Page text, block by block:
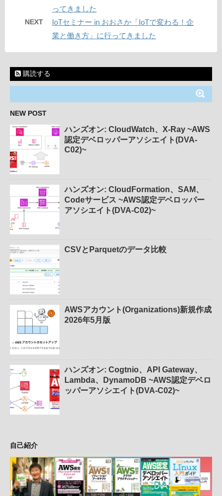
ってきました
NEXT
IoTセミナー in おおさか「IoTで変わる！企
業と働き方」に行ってきました
購読する
NEW POST
ハンズオン: CloudWatch、X-Ray ~AWS
認定デベロッパーアソシエイト(DVA-
C02)~
ハンズオン: CloudFormation、SAM、
Codeサービス ~AWS認定デベロッパー
アソシエイト(DVA-C02)~
CSVとParquetのデータ比較
AWSアカウント(Organizations)新規作成
2026年5月版
ハンズオン: Cogtnio、API Gateway、
Lambda、DynamoDB ~AWS認定デベロ
ッパーアソシエイト(DVA-C02)~
自己紹介